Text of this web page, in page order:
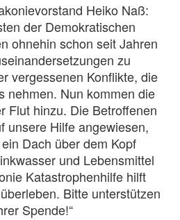
Heiko Naß:
der Demokratischen
ohnehin schon seit Jahren
zu
vergessenen Konflikte, die
nehmen. Nun kommen die
Flut hinzu. Die Betroffenen
unsere Hilfe angewiesen,
Dach über dem Kopf
und Lebensmittel
Katastrophenhilfe hilft
Bitte unterstützen
Spende!“